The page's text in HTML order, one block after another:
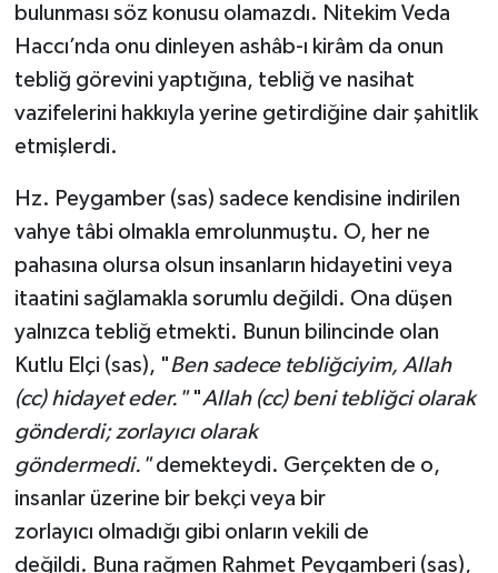
bulunması söz konusu olamazdı. Nitekim Veda
Haccı’nda onu dinleyen ashâb-ı kirâm da onun
tebliğ görevini yaptığına, tebliğ ve nasihat
vazifelerini hakkıyla yerine getirdiğine dair şahitlik
etmişlerdi.
Hz. Peygamber (sas) sadece kendisine indirilen
vahye tâbi olmakla emrolunmuştu. O, her ne
pahasına olursa olsun insanların hidayetini veya
itaatini sağlamakla sorumlu değildi. Ona düşen
yalnızca tebliğ etmekti. Bunun bilincinde olan
Kutlu Elçi (sas), "Ben sadece tebliğciyim, Allah
(cc) hidayet eder.""Allah (cc) beni tebliğci olarak
gönderdi; zorlayıcı olarak
göndermedi."demekteydi. Gerçekten de o,
insanlar üzerine bir bekçi veya bir
zorlayıcı olmadığı gibi onların vekili de
değildi. Buna rağmen Rahmet Peygamberi (sas),